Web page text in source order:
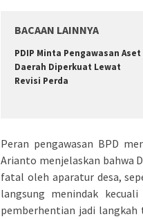
BACAAN LAINNYA
PDIP Minta Pengawasan Aset
Daerah Diperkuat Lewat
Revisi Perda
Peran pengawasan BPD
Arianto menjelaskan bahwa
fatal oleh aparatur desa,
langsung menindak
pemberhentian jadi langkah